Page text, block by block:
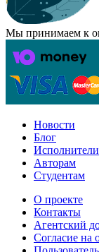
Мы принимаем к
Новости
Блог
Исполнители
Авторам
Студентам
О проекте
Контакты
Агентский
Согласие на